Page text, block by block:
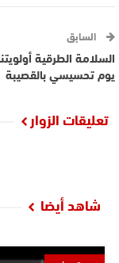
السابق
السلامة الطرقية
يوم تحسيسي بالقصيبة
تعليقات الزوار
شاهد أيضا